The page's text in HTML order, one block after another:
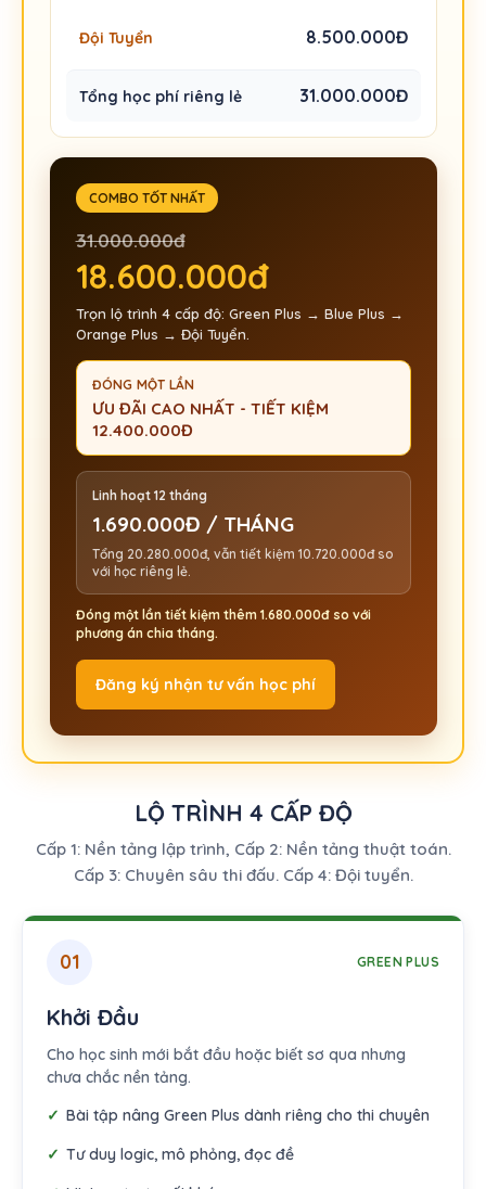
Đội Tuyển 8.500.000Đ
Tổng học phí riêng lẻ 31.000.000Đ
COMBO TỐT NHẤT
31.000.000đ
18.600.000đ
Trọn lộ trình 4 cấp độ: Green Plus → Blue Plus →
Orange Plus → Đội Tuyển.
ĐÓNG MỘT LẦN
ƯU ĐÃI CAO NHẤT - TIẾT KIỆM
12.400.000Đ
Linh hoạt 12 tháng
1.690.000Đ / THÁNG
Tổng 20.280.000đ, vẫn tiết kiệm 10.720.000đ so
với học riêng lẻ.
Đóng một lần tiết kiệm thêm 1.680.000đ so với
phương án chia tháng.
Đăng ký nhận tư vấn học phí
LỘ TRÌNH 4 CẤP ĐỘ
Cấp 1: Nền tảng lập trình, Cấp 2: Nền tảng thuật toán.
Cấp 3: Chuyên sâu thi đấu. Cấp 4: Đội tuyển.
01 GREEN PLUS
Khởi Đầu
Cho học sinh mới bắt đầu hoặc biết sơ qua nhưng
chưa chắc nền tảng.
Bài tập nâng Green Plus dành riêng cho thi chuyên
Tư duy logic, mô phỏng, đọc đề